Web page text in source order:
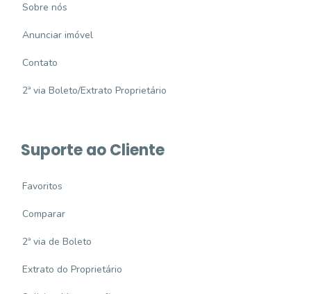
Sobre nós
Anunciar imóvel
Contato
2ª via Boleto/Extrato Proprietário
Suporte ao Cliente
Favoritos
Comparar
2ª via de Boleto
Extrato do Proprietário